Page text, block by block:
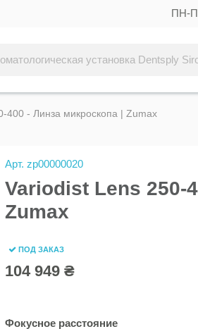
ПН-
400 - Линза микроскопа | Zumax
Арт. zp00000020
Variodist Lens 250-
Zumax
ПОД ЗАКАЗ
104 949 ₴
Фокусное расстояние